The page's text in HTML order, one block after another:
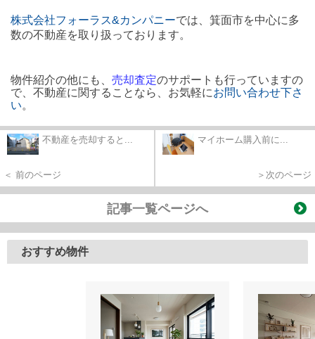
株式会社フォーラス&カンパニーでは、箕面市を中心に多
数の不動産を取り扱っております。
物件紹介の他にも、 売却査定のサポートも行っていますの
で、不動産に関することなら、お気軽にお問い合わせ下さ
い。
不動産を売却すると...
＜ 前のページ
マイホーム購入前に...
＞次のページ
記事一覧ページへ
おすすめ物件